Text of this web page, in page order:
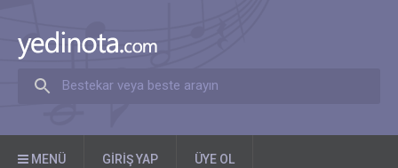
Bestekar veya beste arayın
MENÜ GIRIŞ YAP ÜYE OL